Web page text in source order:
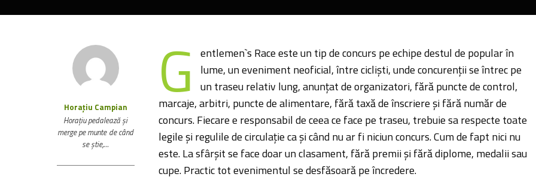
Horațiu Campian
Horaţiu pedalează şi
merge pe munte de când
se ştie,…
G
entlemen`s Race este un tip de concurs pe echipe destul de popular în
lume, un eveniment neoficial, între ciclişti, unde concurenţii se întrec pe
un traseu relativ lung, anunţat de organizatori, fără puncte de control,
marcaje, arbitri, puncte de alimentare, fără taxă de înscriere şi fără număr de
concurs. Fiecare e responsabil de ceea ce face pe traseu, trebuie sa respecte toate
legile şi regulile de circulaţie ca şi când nu ar fi niciun concurs. Cum de fapt nici nu
este. La sfârşit se face doar un clasament, fără premii şi fără diplome, medalii sau
cupe. Practic tot evenimentul se desfăsoară pe încredere.